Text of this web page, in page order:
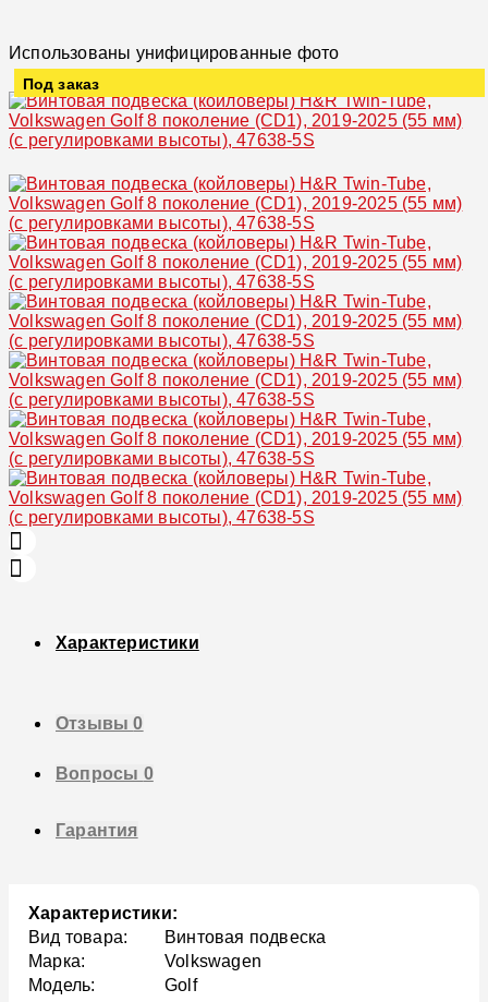
Использованы унифицированные фото
Под заказ
Характеристики
Отзывы0
Вопросы 0
Гарантия
Характеристики:
Вид товара:
Винтовая подвеска
Марка:
Volkswagen
Модель:
Golf